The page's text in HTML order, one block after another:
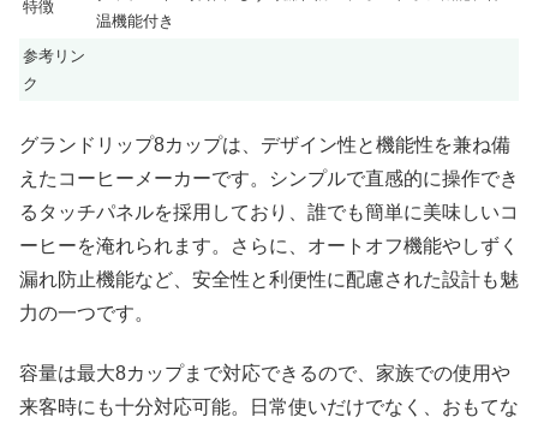
特徴
温機能付き
参考リン
ク
グランドリップ8カップは、デザイン性と機能性を兼ね備
えたコーヒーメーカーです。シンプルで直感的に操作でき
るタッチパネルを採用しており、誰でも簡単に美味しいコ
ーヒーを淹れられます。さらに、オートオフ機能やしずく
漏れ防止機能など、安全性と利便性に配慮された設計も魅
力の一つです。
容量は最大8カップまで対応できるので、家族での使用や
来客時にも十分対応可能。日常使いだけでなく、おもてな